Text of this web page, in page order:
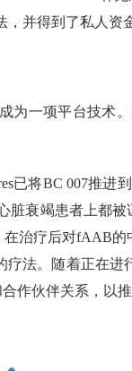
，并得到了私人资
为一项平台技术
已将BC 007推进
脏衰竭患者上都
治疗后对fAAB
疗法。随着正在
作伙伴关系，以